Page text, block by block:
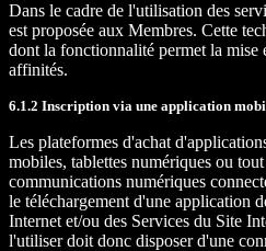
Dans le cadre de l'utilisation des
est proposée aux Membres. Cette
dont la fonctionnalité permet la mise
affinités.
6.1.2 Inscription via une application
Les plateformes d'achat
mobiles, tablettes numériques ou
communications numériques
le téléchargement d'une application
Internet et/ou des Services du Site
l'utiliser doit donc disposer d'une